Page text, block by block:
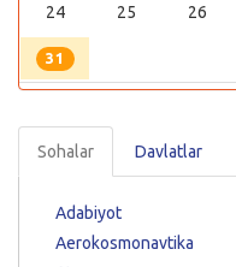
24 25 26
31
Sohalar Davlatlar
Adabiyot
Aerokosmonavtika